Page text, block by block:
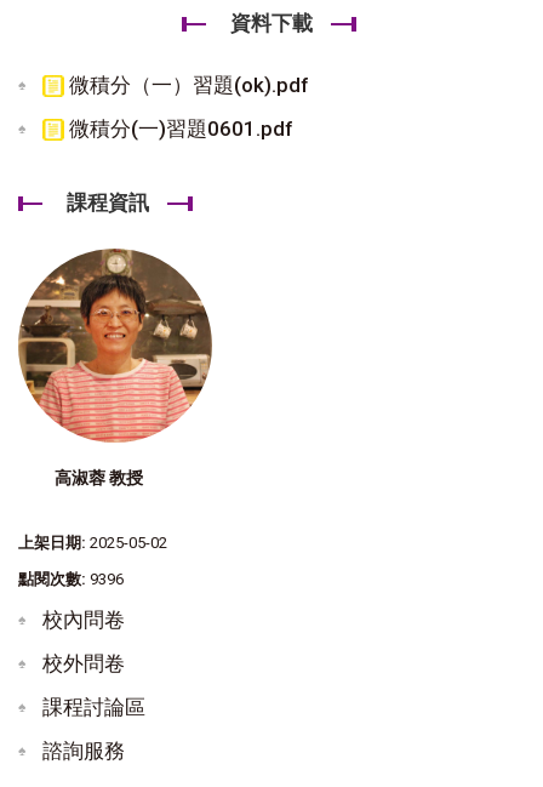
資料下載
微積分（一）習題(ok).pdf
微積分(一)習題0601.pdf
課程資訊
高淑蓉 教授
上架日期: 2025-05-02
點閱次數: 9396
校內問卷
校外問卷
課程討論區
諮詢服務